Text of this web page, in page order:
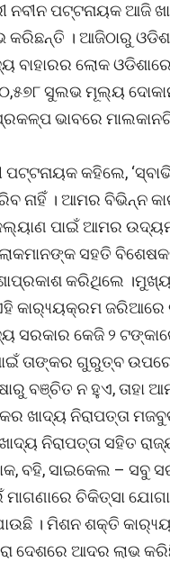
ପଟ୍ଟନାୟକ ଆଜି
। ଆଜିଠାରୁ
ବାହାରର ଲୋକ
ସୁଲଭ ମୂଲ୍ୟ
ଭାବରେ
କହିଲେ,
ନାହିଁ । ଆମର ବିଭିନ୍ନ
ପାଇଁ ଆମର ଉଦ୍ୟମ
ସହତି
କରିଥିଲେ
କାର‌୍ୟ୍ୟକ୍ରମ ଜରିଆରେ
କେଜି ୨
ତାଙ୍କର ଗୁରୁତ୍ବ
ବଞ୍ଚିତ ନ ହୁଏ, ତାହା
ଖାଦ୍ୟ ନିରାପତ୍ତା
ନିରାପତ୍ତା ସହିତ
ବହି, ସାଇକେଲ – ସବୁ
ମାଗଣାରେ ଚିକିତ୍ସା
। ମିଶନ ଶକ୍ତି
ଦେଶରେ ଆଦର ଲାଭ